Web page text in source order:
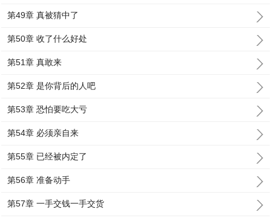
第49章 真被猜中了
第50章 收了什么好处
第51章 真敢来
第52章 是你背后的人吧
第53章 恐怕要吃大亏
第54章 必须亲自来
第55章 已经被内定了
第56章 准备动手
第57章 一手交钱一手交货